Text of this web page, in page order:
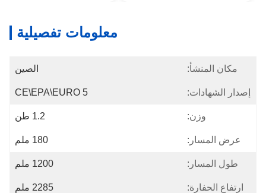
معلومات تفصيلية
مكان المنشأ: الصين
إصدار الشهادات: CE\EPA\EURO 5
وزن: 1.2 طن
عرض المسار: 180 ملم
طول المسار: 1200 ملم
ارتفاع الحفارة: 2285 ملم